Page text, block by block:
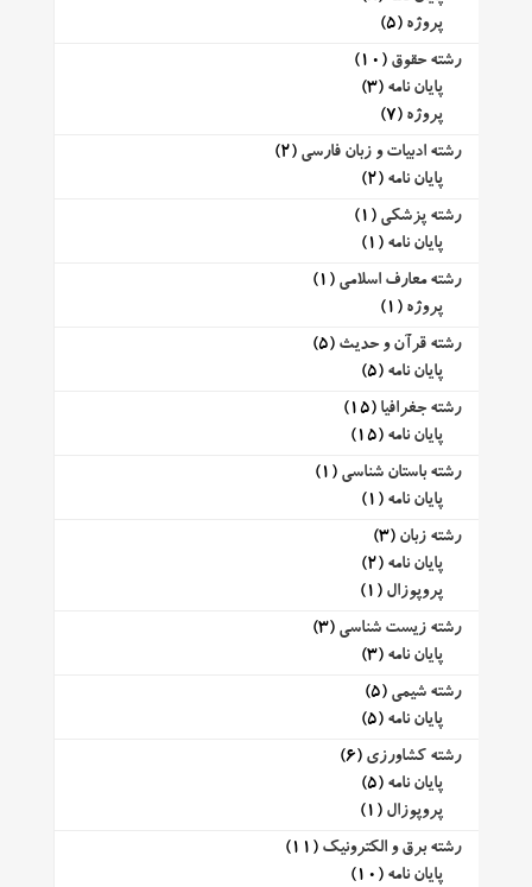
پروژه (5)
رشته حقوق (10)
پایان نامه (3)
پروژه (7)
رشته ادبیات و زبان فارسی (2)
پایان نامه (2)
رشته پزشکی (1)
پایان نامه (1)
رشته معارف اسلامی (1)
پروژه (1)
رشته قرآن و حدیث (5)
پایان نامه (5)
رشته جغرافیا (15)
پایان نامه (15)
رشته باستان شناسی (1)
پایان نامه (1)
رشته زبان (3)
پایان نامه (2)
پروپوزال (1)
رشته زیست شناسی (3)
پایان نامه (3)
رشته شیمی (5)
پایان نامه (5)
رشته کشاورزی (6)
پایان نامه (5)
پروپوزال (1)
رشته برق و الکترونیک (11)
پایان نامه (10)